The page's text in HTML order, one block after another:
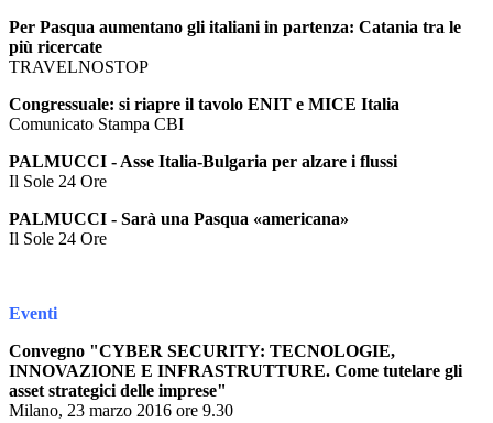
Per Pasqua aumentano gli italiani in partenza: Catania tra le
più ricercate
TRAVELNOSTOP
Congressuale: si riapre il tavolo ENIT e MICE Italia
Comunicato Stampa CBI
PALMUCCI - Asse Italia-Bulgaria per alzare i flussi
Il Sole 24 Ore
PALMUCCI - Sarà una Pasqua «americana»
Il Sole 24 Ore
Eventi
Convegno "CYBER SECURITY: TECNOLOGIE,
INNOVAZIONE E INFRASTRUTTURE. Come tutelare gli
asset strategici delle imprese"
Milano, 23 marzo 2016 ore 9.30